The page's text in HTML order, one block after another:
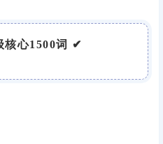
核心1500词 ✔